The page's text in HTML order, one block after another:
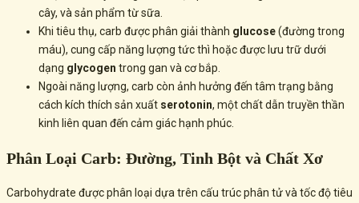
cây, và sản phẩm từ sữa.
Khi tiêu thụ, carb được phân giải thành glucose(đường trong
máu), cung cấp năng lượng tức thì hoặc được lưu trữ dưới
dạng glycogen trong gan và cơ bắp.
Ngoài năng lượng, carb còn ảnh hưởng đến tâm trạng bằng
cách kích thích sản xuất serotonin, một chất dẫn truyền thần
kinh liên quan đến cảm giác hạnh phúc.
Phân Loại Carb: Đường, Tinh Bột và Chất Xơ
Carbohydrate được phân loại dựa trên cấu trúc phân tử và tốc độ tiêu